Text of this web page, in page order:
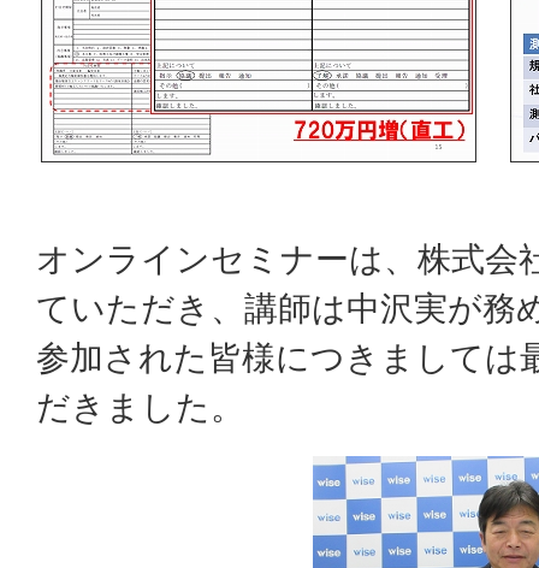
オンラインセミナーは、株式会
ていただき、講師は中沢実が務
参加された皆様につきましては
だきました。